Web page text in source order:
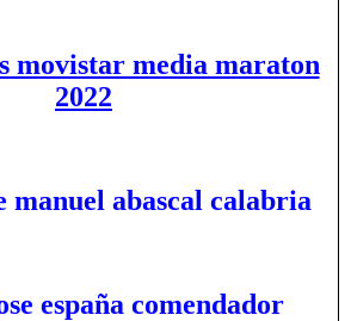
movistar media maraton
2022
manuel abascal calabria
españa comendador